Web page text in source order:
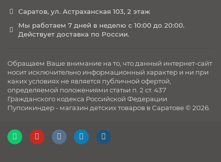
Саратов, ул. Астраханская 103, 2 этаж
Мы работаем 7 дней в неделю с 10:00 до 20:00.
Действует доставка по России.
Обращаем Ваше внимание на то, что данный интернет-сайт
носит исключительно информационный характер и ни при
каких условиях не является публичной офертой,
определяемой положениями статьи п. 2 ст. 437
Гражданского кодекса Российской Федерации.
Пупсикиндер - магазин детских товаров в Саратове © 2026.